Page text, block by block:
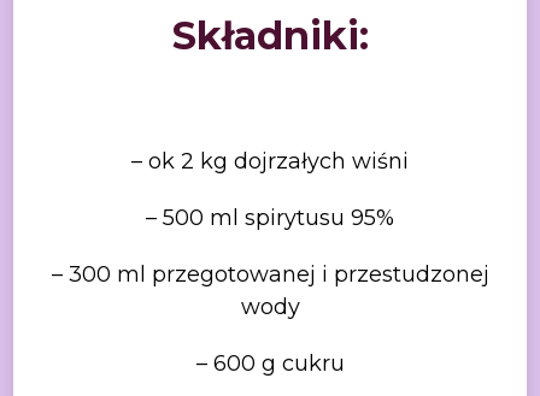
Składniki:
– ok 2 kg dojrzałych wiśni
– 500 ml spirytusu 95%
– 300 ml przegotowanej i przestudzonej
wody
– 600 g cukru